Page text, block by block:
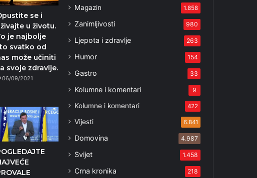
se i
u životu.
je najbolje
svatko od
može učiniti
svoje zdravlje.
06/09/2021
Magazin 1.858
Zanimljivosti 980
Ljepota i zdravlje 263
Humor 154
Gastro 33
Kolumne i komentari 9
Kolumne i komentari 422
Vijesti 6.841
Domovina 4.987
Svijet 1.458
Crna kronika 218